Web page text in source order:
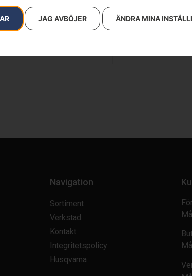
JAG AVBÖJER ÄNDRA MINA
579 kr
Navigation
Sortiment
Verkstad
Kontakt
Integritetspolicy
Husqvarna